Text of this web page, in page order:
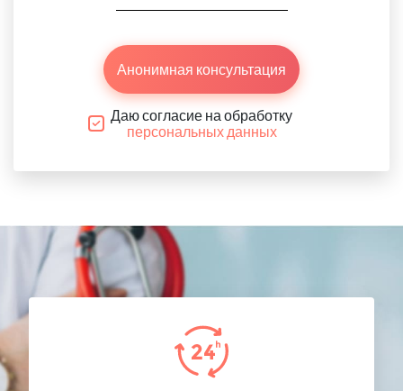
Анонимная консультация
Даю согласие на обработку
персональных данных